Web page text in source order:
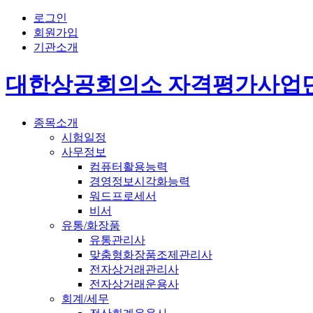
로그인
회원가입
기관소개
대한상공회의소 자격평가사업
종목소개
시험일정
사무정보
컴퓨터활용능력
경영정보시각화능력
워드프로세서
비서
유통/화장품
유통관리사
맞춤형화장품조제관리사
전자상거래관리사
전자상거래운용사
회계/세무